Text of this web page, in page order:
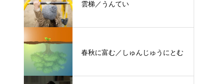
雲梯／うんてい
春秋に富む／しゅんじゅうにとむ